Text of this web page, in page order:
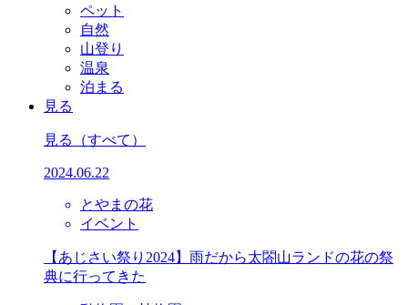
ペット
自然
山登り
温泉
泊まる
見る
見る （すべて）
2024.06.22
とやまの花
イベント
【あじさい祭り2024】雨だから太閤山ランドの花の祭
典に行ってきた